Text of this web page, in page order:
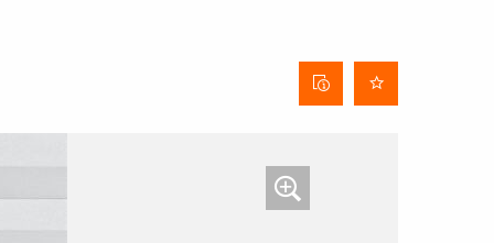
Behangdatenblatt